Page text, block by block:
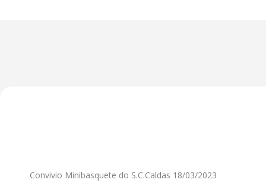
Convivio Minibasquete do S.C.Caldas 18/03/2023